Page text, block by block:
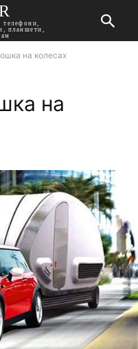
телефони,
планшети,
на колесах
на